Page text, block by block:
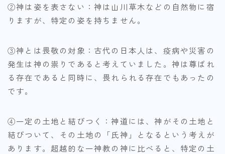
②神は姿を表さない：神は山川草木などの自然物に宿
りますが、特定の姿を持ちません。
③神とは畏敬の対象：古代の日本人は、疫病や災害の
発生は神の祟りであると考えていました。神は尊ばれ
る存在であると同時に、畏れられる存在でもあったの
です。
④一定の土地と結びつく：神道には、神がその土地と
結びついて、その土地の「氏神」となるという考えが
あります。超越的な一神教の神に比べると、特定の土